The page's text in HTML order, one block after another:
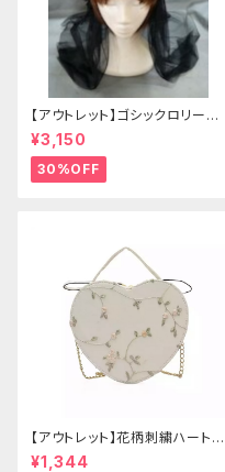
【アウトレット】ゴシックロリータ
ゴールドクラウン＆ホーン(ヴェ
ール付き)
¥3,150
30%OFF
【アウトレット】花柄刺繍ハートバ
ッグ
¥1,344